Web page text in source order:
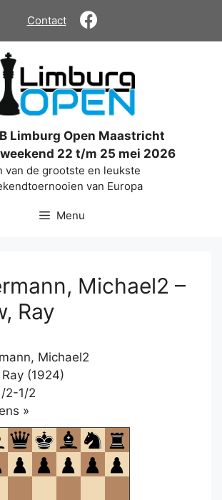
Contact
Limburg Open Maastricht
22 t/m 25 mei 2026
van de grootste en leukste
van Europa
Menu
Michael2 –
Ray
Michael2
(1924)
2-1/2
»
om
te
openen.